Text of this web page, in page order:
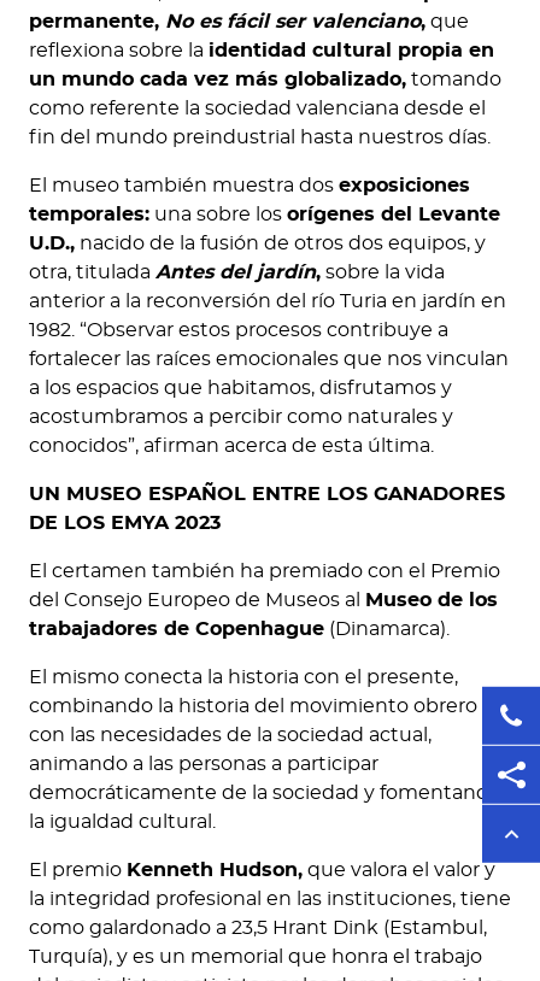
permanente, No es fácil ser valenciano, que
reflexiona sobre la identidad cultural propia en
un mundo cada vez más globalizado, tomando
como referente la sociedad valenciana desde el
fin del mundo preindustrial hasta nuestros días.
El museo también muestra dos exposiciones
temporales: una sobre los orígenes del Levante
U.D., nacido de la fusión de otros dos equipos, y
otra, titulada Antes del jardín, sobre la vida
anterior a la reconversión del río Turia en jardín en
1982. “Observar estos procesos contribuye a
fortalecer las raíces emocionales que nos vinculan
a los espacios que habitamos, disfrutamos y
acostumbramos a percibir como naturales y
conocidos”, afirman acerca de esta última.
UN MUSEO ESPAÑOL ENTRE LOS GANADORES
DE LOS EMYA 2023
El certamen también ha premiado con el Premio
del Consejo Europeo de Museos al
Museo de los
trabajadores de Copenhague (Dinamarca).
El mismo conecta la historia con el presente,
combinando la historia del movimiento obrero
con las necesidades de la sociedad actual,
animando a las personas a participar
democráticamente de la sociedad y fomentando
la igualdad cultural.
El premio Kenneth Hudson, que valora el valor y
la integridad profesional en las instituciones, tiene
como galardonado a 23,5 Hrant Dink (Estambul,
Turquía), y es un memorial que honra el trabajo